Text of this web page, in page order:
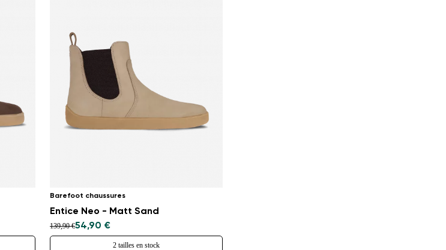
Barefoot chaussures
Entice Neo - Matt Sand
139,90 €54,90 €
2 tailles en stock